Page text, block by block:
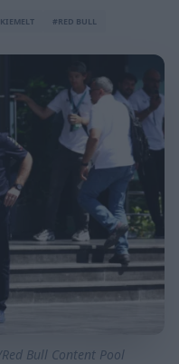
#RED BULL
Bull Content Pool